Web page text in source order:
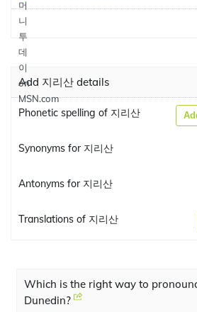
Add 지리산 details
Phonetic spelling of 지리산
Synonyms for 지리산
Antonyms for 지리산
Translations of 지리산
Which is the right way to
Dunedin?